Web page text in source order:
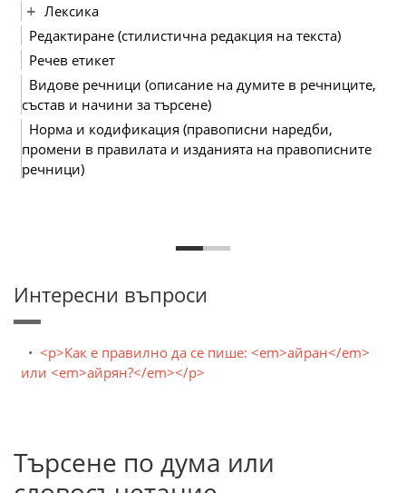
Лексика
Редактиране (стилистична редакция на текста)
Речев етикет
Видове речници (описание на думите в речниците,
състав и начини за търсене)
Норма и кодификация (правописни наредби,
промени в правилата и изданията на правописните
речници)
Интересни въпроси
<p>Как е правилно да се пише: <em>айран</em>
или <em>айрян?</em></p>
Търсене по дума или